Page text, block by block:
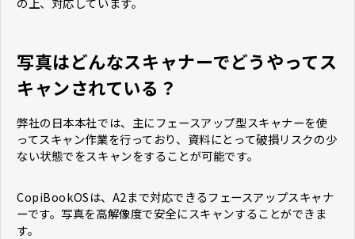
写真はどんなスキャナーでどうやってス
キャンされている？
弊社の日本本社では、主にフェースアップ型スキャナーを使
ってスキャン作業を行っており、資料にとって破損リスクの少
ない状態でをスキャンをすることが可能です。
CopiBookOSは、A2まで対応できるフェースアップスキャナ
ーです。写真を高解像度で安全にスキャンすることができま
す。